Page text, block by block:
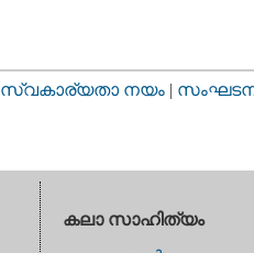
സ്വകാര്യതാ നയം |
കലാ സാഹിത്യം